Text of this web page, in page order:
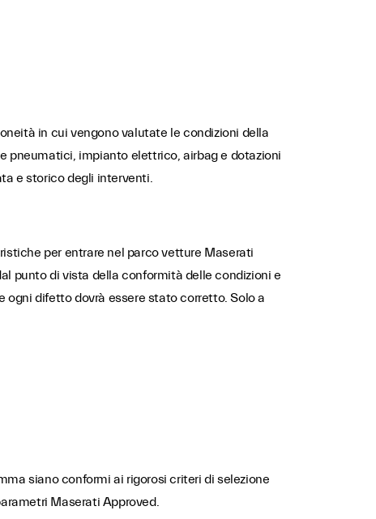
in cui vengono valutate le condizioni della
pneumatici, impianto elettrico, airbag e dotazioni
e storico degli interventi.
per entrare nel parco vetture Maserati
punto di vista della conformità delle condizioni e
difetto dovrà essere stato corretto. Solo a
siano conformi ai rigorosi criteri di selezione
Maserati Approved.